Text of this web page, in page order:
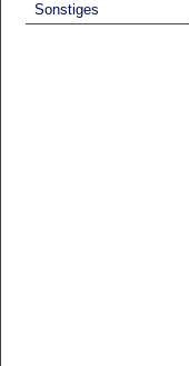
Sonstiges